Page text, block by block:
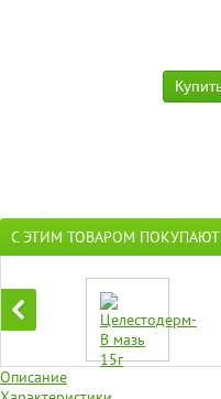
С ЭТИМ ТОВАРОМ ПОКУПАЮТ
Описание